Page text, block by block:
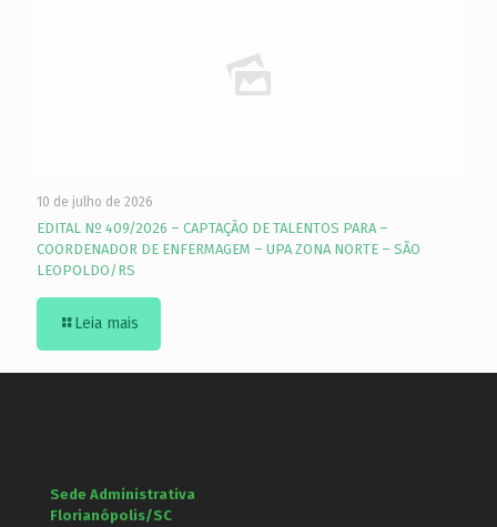
10 de julho de 2026
EDITAL Nº 409/2026 – CAPTAÇÃO DE TALENTOS PARA –
COORDENADOR DE ENFERMAGEM – UPA ZONA NORTE – SÃO
LEOPOLDO/RS
Leia mais
Sede Administrativa
Florianópolis/SC